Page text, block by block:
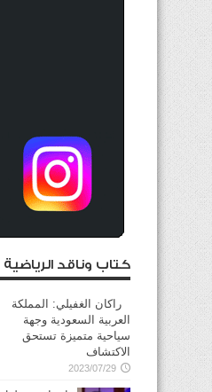
كتاب وناقد الرياضية
راكان الغفيلي: المملكة
العربية السعودية وجهة
سياحية متميزة تستحق
الاكتشاف
2023/07/29